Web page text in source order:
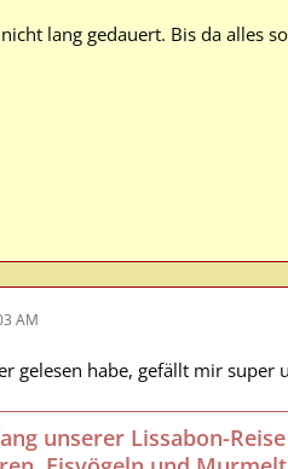
lang gedauert. Bis da alles
AM
gelesen habe, gefällt mir super
unserer Lissabon-Reise